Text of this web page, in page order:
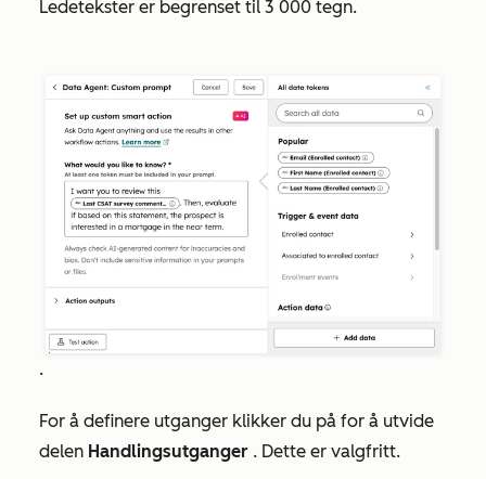
Ledetekster er begrenset til 3 000 tegn.
.
For å definere utganger klikker du på for å utvide
delen Handlingsutganger . Dette er valgfritt.